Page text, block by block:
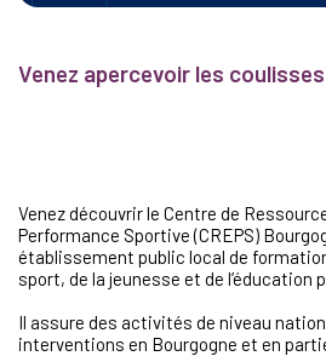
Venez apercevoir les coulisses
Venez découvrir le Centre de
Performance Sportive (CREPS)
établissement public local de
sport, de la jeunesse et de l’éducation
Il assure des activités de niveau
interventions en Bourgogne et en